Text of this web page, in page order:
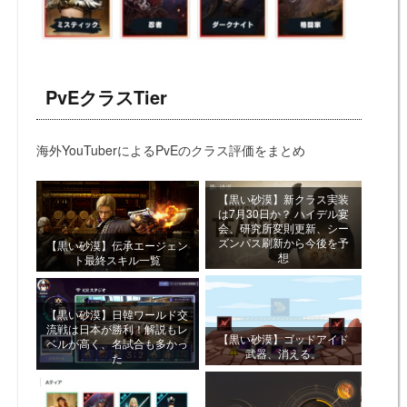
PvEクラスTier
海外YouTuberによるPvEのクラス評価をまとめ
【黒い砂漠】伝承エージェン
ト最終スキル一覧
【黒い砂漠】新クラス実装
は7月30日か？ ハイデル宴
会、研究所変則更新、シー
ズンパス刷新から今後を予
想
【黒い砂漠】日韓ワールド交
流戦は日本が勝利！解説もレ
ベルが高く、名試合も多かっ
た
【黒い砂漠】ゴッドアイド
武器、消える。